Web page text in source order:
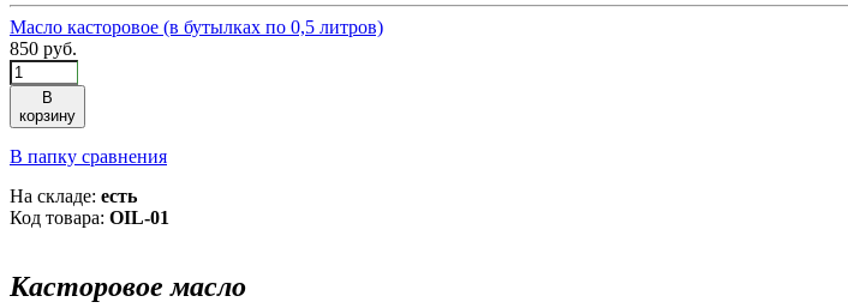
Масло касторовое (в бутылках по 0,5 литров)
850 руб.
В
корзину
В папку сравнения
На складе: есть
Код товара: OIL-01
Касторовое масло